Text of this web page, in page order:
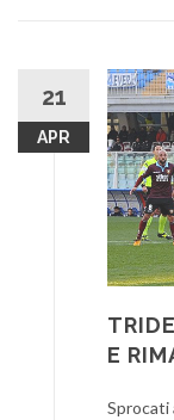
21
APR
E
Sprocati